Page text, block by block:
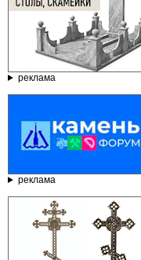
реклама
реклама